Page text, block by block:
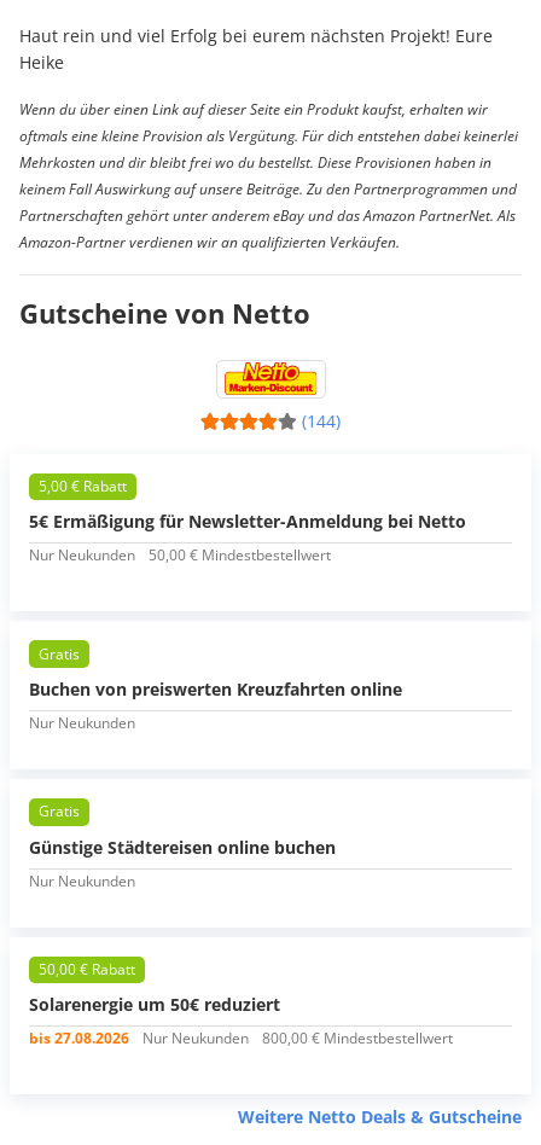
Haut rein und viel Erfolg bei eurem nächsten Projekt! Eure
Heike
Wenn du über einen Link auf dieser Seite ein Produkt kaufst, erhalten wir
oftmals eine kleine Provision als Vergütung. Für dich entstehen dabei keinerlei
Mehrkosten und dir bleibt frei wo du bestellst. Diese Provisionen haben in
keinem Fall Auswirkung auf unsere Beiträge. Zu den Partnerprogrammen und
Partnerschaften gehört unter anderem eBay und das Amazon PartnerNet. Als
Amazon-Partner verdienen wir an qualifizierten Verkäufen.
Gutscheine von Netto
(144)
5,00 € Rabatt
5€ Ermäßigung für Newsletter-Anmeldung bei Netto
Nur Neukunden 50,00 € Mindestbestellwert
Gratis
Buchen von preiswerten Kreuzfahrten online
Nur Neukunden
Gratis
Günstige Städtereisen online buchen
Nur Neukunden
50,00 € Rabatt
Solarenergie um 50€ reduziert
bis 27.08.2026 Nur Neukunden 800,00 € Mindestbestellwert
Weitere Netto Deals & Gutscheine